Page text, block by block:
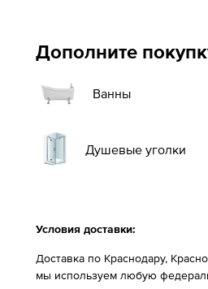
Дополните
Ванны
Душевые уголки
Условия доставки:
Доставка по Краснодару,
мы используем любую